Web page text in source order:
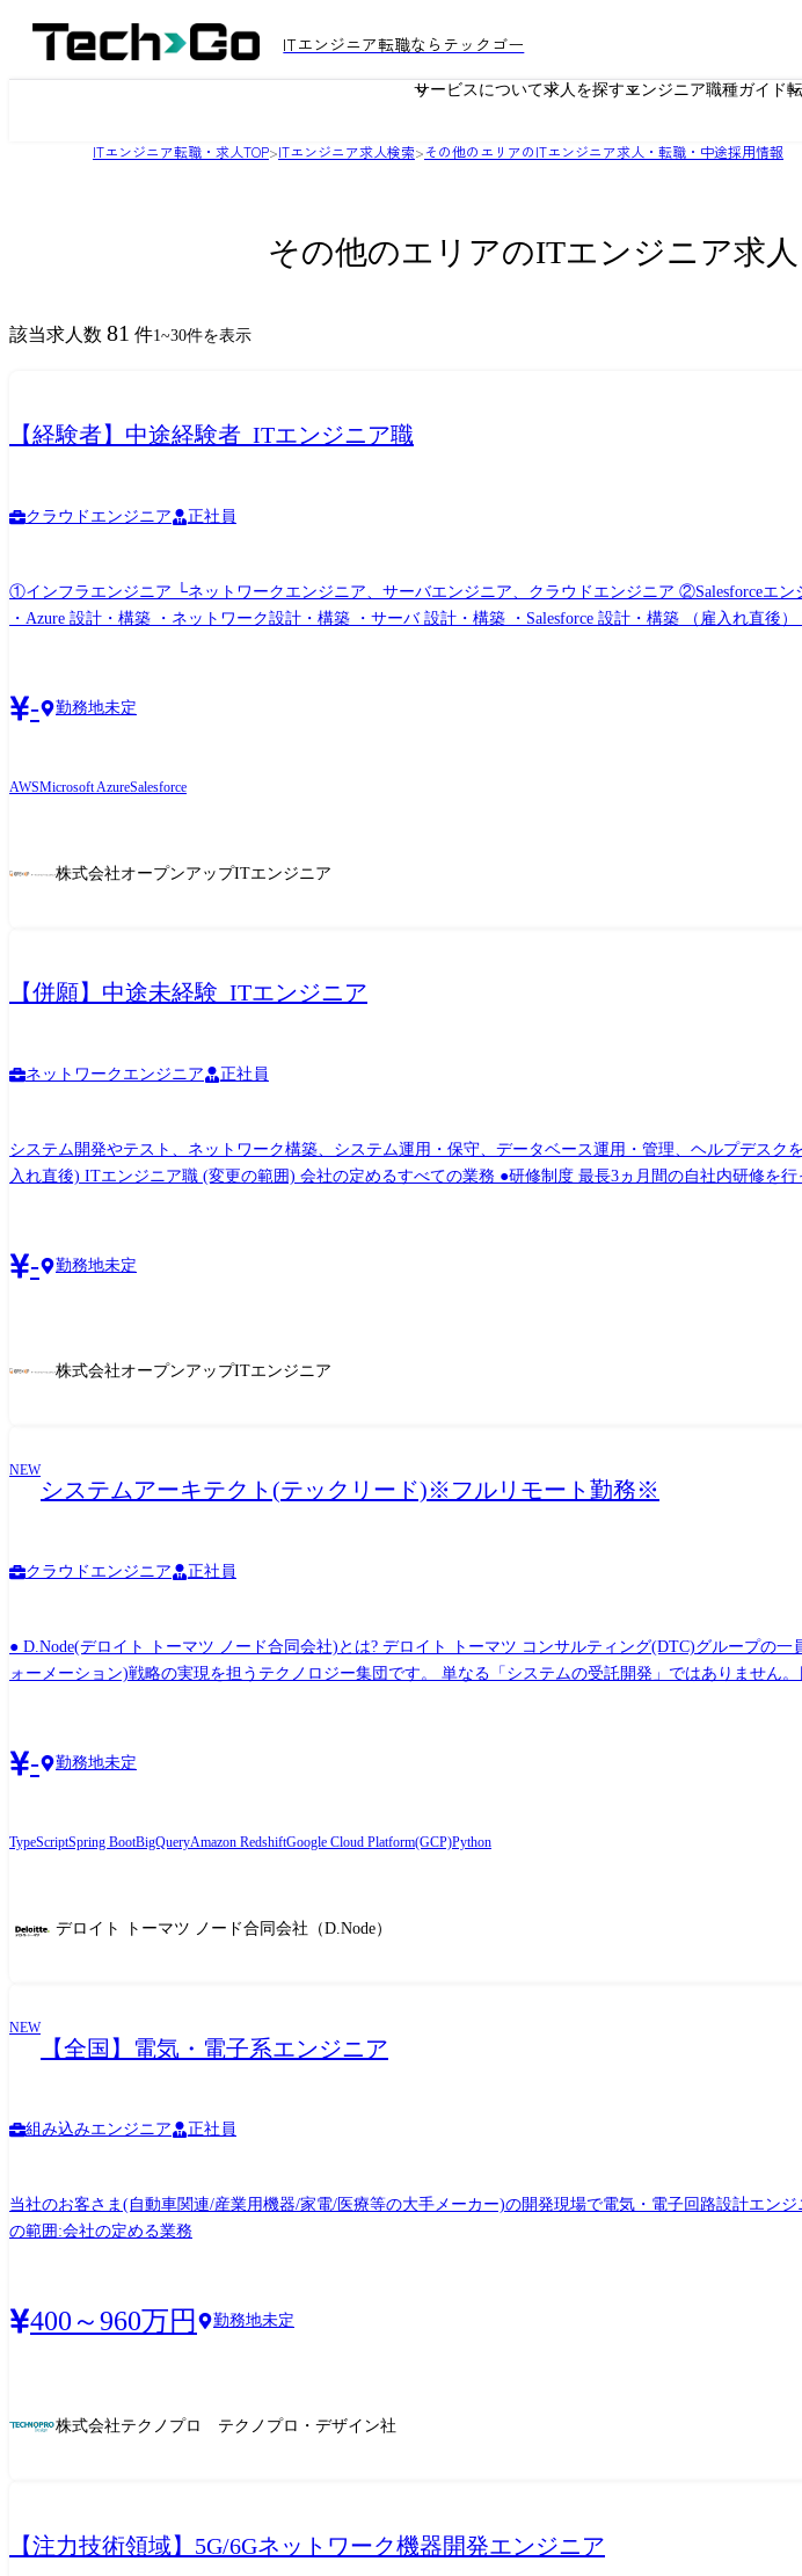
ITエンジニア転職ならテックゴー
サービスについて求人を探すエンジニア職種ガイド
ITエンジニア転職・求人TOP>ITエンジニア求人検索>その他のエリアのITエンジニア求人・転職・中途採用情報
その他のエリアのITエンジニア求
該当求人数 81 件1~30件を表示
【経験者】中途経験者_ITエンジニア職
クラウドエンジニア 正社員
①インフラエンジニア └ネットワークエンジニア、サーバエンジニア、クラウドエンジニア ②Salesforceエ
- 勤務地未定
AWSMicrosoft AzureSalesforce
株式会社オープンアップITエンジニア
【併願】中途未経験_ITエンジニア
ネットワークエンジニア 正社員
システム開発やテスト、ネットワーク構築、システム運用・保守、データベース運用・管理、ヘルプデスク
入れ直後) ITエンジニア職 (変更の範囲) 会社の定めるすべての業務 ●研修制度 最長3ヵ月間の自社内研修を行っております。 ●研修場所 東京 入社時の学習コース一例 CCNAコース 新試験に
た試験対策を行います。 ●基礎知識の内、実務にも必要な部分は試験対策の中でも再度扱うため、単なる「
実習用PCを用意し、講義で学習した内容を実際に操作して理解を深めます。
- 勤務地未定
株式会社オープンアップITエンジニア
NEW
システムアーキテクト(テックリード)※フルリモート勤務※
クラウドエンジニア 正社員
● D.Node(デロイト トーマツ ノード合同会社)とは? デロイト トーマツ コンサルティング(DTC)グループの
ォーメーション)戦略の実現を担うテクノロジー集団です。 単なる「システムの受託開発」ではありません
用コストの適正化等を担当いただきます。 ミッションクリティカルな基幹業務システムから、ビッグデータ
具体的な業務 ①クラウド採用計画の策定と最上流の提案(最上流) ・顧客の経営・ビジネス戦略を理解し、
ルなシステム設計 ・大規模かつ大量のデータ処理が走る環境において、リアルタイム性、信頼性、拡張性(
※ ・自動車業界クライアント向け:複数システムのデータを一元的に連携するクラウドサービス基盤の設計
グローバル基盤構築 ・自動車業界クライアント向け:車両から発信されるデータの蓄積と再利用のためのDB
ています。 開発手法: アジャイル(スクラム開発) ※クライアントや案件属性によって変更あり。 Cloud: ・AWS,Azure,Google Cloud,OCI AI/ML: ・AWS Bedrock,SageMaker,Knowledge Base for
Amazon Bedrock etc ・Azure AI Foundry,OpenAI Service,Machine Learning,AI Search, Prompt Flow etc ・Google
Apps,UiPath,Blueprism,AutomationAnywhere ・Dify,Gemini Enterprise,MS Copilot Studio EMTech: ・★量子コンピュータ,★Physical AI - Robotics,★Web4 プログラミング言語/FW: ・
MSCopilotStudio,M365Copilot,ChatBot(ChatGPTライク) ・GitHubCopilot,★Devin,★v0 AIロボティクス: ・★SLAM,★Navigation,★強化学習・模倣学習・ロボット言語モデル データベース: ・
各種RDS,NoSQL,★NewSQL,VectorDB,★GraphDB 監視/評価/セキュリティ: ・★Langfuse,★RAGAS,★RAGChecker,★mlFlow,★Datadog,Snyk ※1 ★印以外:D.Nodeに組織としてノウハウがあ
しチームをデリバリーします。 ・中〜大規模プロジェクトにおいて、開発とマネジメントをバランスよく兼任しながら、柔
らに柔軟かつスケールの大きなキャリアを描くことが可能です。 ③エバンジェリスト ・社内だけでなく、社外の技術コミュニティや業界内でも高い影響力・知名度(エミネンス)を持ち、
の都合により中抜け等にも対応しています。 さらなる業務推進のために下記施策も実施しております。 ①
による入社後の立ち上がりサポート ③LT会やPool単位での技術情報共有会の開催 ④全体会議でのインタラ
- 勤務地未定
TypeScriptSpring BootBigQueryAmazon RedshiftGoogle Cloud Platform(GCP)Python
デロイト トーマツ ノード合同会社（D.Node）
NEW
【全国】電気・電子系エンジニア
組み込みエンジニア 正社員
当社のお客さま(自動車関連/産業用機器/家電/医療等の大手メーカー)の開発現場で電気・電子回路設計エン
の範囲:会社の定める業務
400～960万円 勤務地未定
株式会社テクノプロ テクノプロ・デザイン社
【注力技術領域】5G/6Gネットワーク機器開発エンジニア